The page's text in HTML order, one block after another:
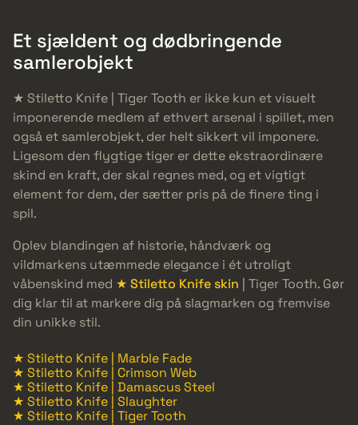
Et sjældent og dødbringende
samlerobjekt
★ Stiletto Knife | Tiger Tooth er ikke kun et visuelt
imponerende medlem af ethvert arsenal i spillet, men
også et samlerobjekt, der helt sikkert vil imponere.
Ligesom den flygtige tiger er dette ekstraordinære
skind en kraft, der skal regnes med, og et vigtigt
element for dem, der sætter pris på de finere ting i
spil.
Oplev blandingen af historie, håndværk og
vildmarkens utæmmede elegance i ét utroligt
våbenskind med ★ Stiletto Knife skin | Tiger Tooth. Gør
dig klar til at markere dig på slagmarken og fremvise
din unikke stil.
★ Stiletto Knife | Marble Fade
★ Stiletto Knife | Crimson Web
★ Stiletto Knife | Damascus Steel
★ Stiletto Knife | Slaughter
★ Stiletto Knife | Tiger Tooth